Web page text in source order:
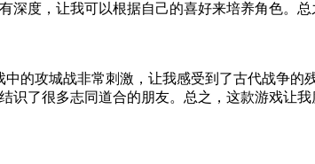
深度，让我可以根据自己的喜好来培养角色。
中的攻城战非常刺激，让我感受到了古代战争
了很多志同道合的朋友。总之，这款游戏让我